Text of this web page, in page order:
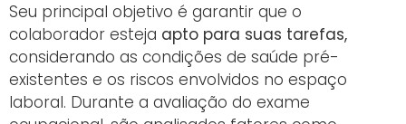
Seu principal objetivo é garantir que o
colaborador esteja apto para suas tarefas,
considerando as condições de saúde pré-
existentes e os riscos envolvidos no espaço
laboral. Durante a avaliação do exame